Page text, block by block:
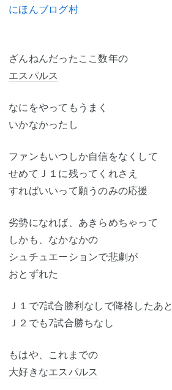
にほんブログ村
ざんねんだったここ数年の
エスパルス
なにをやってもうまく
いかなかったし
ファンもいつしか自信をなくして
せめてＪ１に残ってくれさえ
すればいいって願うのみの応援
劣勢になれば、あきらめちゃって
しかも、なかなかの
シュチュエーションで悲劇が
おとずれた
Ｊ１で7試合勝利なしで降格したあと
Ｊ２でも7試合勝ちなし
もはや、これまでの
大好きなエスパルス